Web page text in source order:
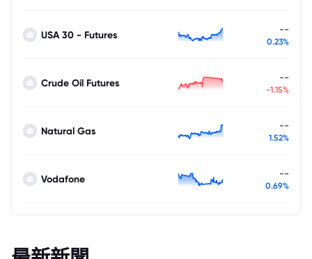
USA 30 - Futures --
0.23%
Crude Oil Futures --
-1.15%
Natural Gas --
1.52%
Vodafone --
0.69%